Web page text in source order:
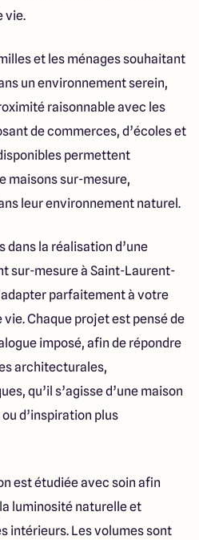
vie.
et les ménages souhaitant
un environnement serein,
raisonnable avec les
de commerces, d’écoles et
permettent
maisons sur-mesure,
leur environnement naturel.
dans la réalisation d’une
sur-mesure à Saint-Laurent-
parfaitement à votre
Chaque projet est pensé de
imposé, afin de répondre
architecturales,
qu’il s’agisse d’une maison
d’inspiration plus
est étudiée avec soin afin
luminosité naturelle et
intérieurs. Les volumes sont